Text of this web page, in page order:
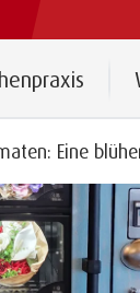
Eine